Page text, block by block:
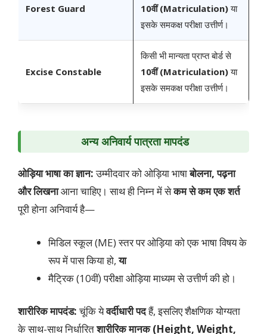
Forest Guard
10वीं (Matriculation)या
इसके समकक्ष परीक्षा उत्तीर्ण।
Excise Constable
किसी भी मान्यता प्राप्त बोर्ड से
10वीं (Matriculation)या
इसके समकक्ष परीक्षा उत्तीर्ण।
अन्य अनिवार्य पात्रता मापदंड
ओड़िया भाषा का ज्ञान:उम्मीदवार को ओड़िया भाषाबोलना, पढ़ना
और लिखनाआना चाहिए। साथ ही निम्न में सेकम से कम एक शर्त
पूरी होना अनिवार्य है—
मिडिल स्कूल (ME) स्तर पर ओड़िया को एक भाषा विषय के
रूप में पास किया हो,या
मैट्रिक (10वीं) परीक्षा ओड़िया माध्यम से उत्तीर्ण की हो।
शारीरिक मापदंड:चूंकि येवर्दीधारी पदहैं, इसलिए शैक्षणिक योग्यता
के साथ-साथ निर्धारितशारीरिक मानक (Height, Weight,